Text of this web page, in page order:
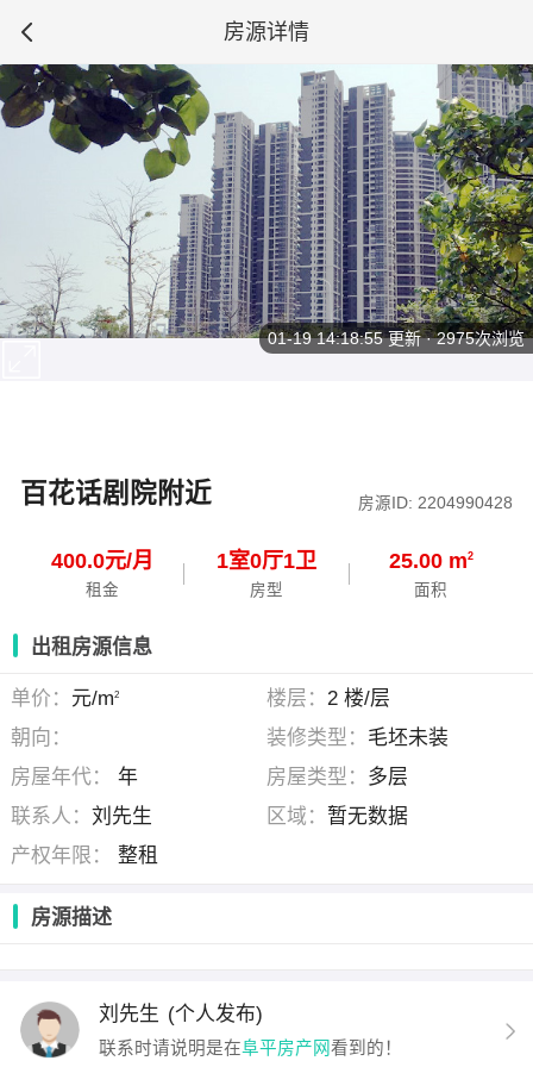
房源详情
百花话剧院附近 房源ID: 2204990428
400.0元/月
租金
1室0厅1卫
房型
25.00 m2
面积
01-19 14:18:55更新 · 2975次浏览
出租房源信息
单价： 元/m2 楼层： 2 楼/层
朝向：
装修类型： 毛坯未装
房屋年代：
年 房屋类型： 多层
联系人：刘先生 区域： 暂无数据
产权年限：
整租
房源描述
刘先生 (个人发布)
联系时请说明是在阜平房产网看到的！